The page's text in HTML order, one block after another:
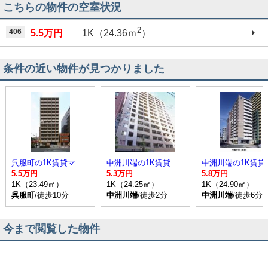
こちらの物件の空室状況
406 5.5万円 1K（24.36ｍ 2）
条件の近い物件が見つかりました
呉服町の1K賃貸マンション
5.5万円
1K（23.49㎡）
呉服町/徒歩10分
中洲川端の1K賃貸マンション
5.3万円
1K（24.25㎡）
中洲川端/徒歩2分
5.8万円
1K（24.90㎡）
中洲川端/徒歩6分
今まで閲覧した物件